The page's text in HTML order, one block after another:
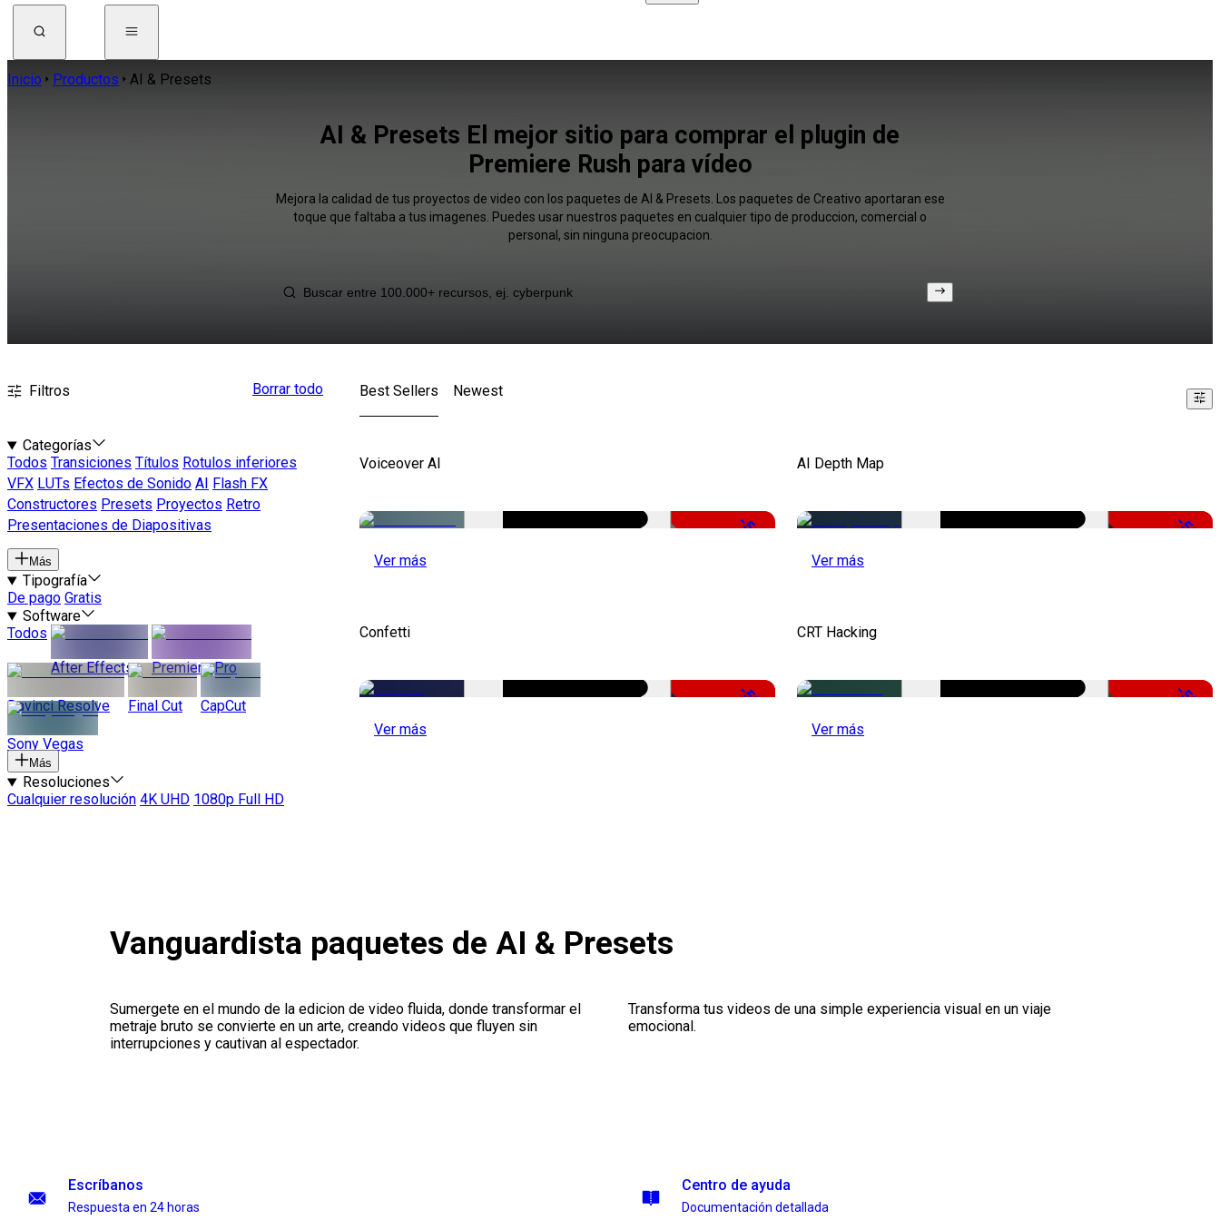
Inicio Productos AI & Presets
AI & Presets El mejor sitio para comprar el plugin de
Premiere Rush para vídeo
Mejora la calidad de tus proyectos de video con los paquetes de AI & Presets. Los paquetes de Creativo aportaran ese
toque que faltaba a tus imagenes. Puedes usar nuestros paquetes en cualquier tipo de produccion, comercial o
personal, sin ninguna preocupacion.
Filtros Borrar todo
Categorías
Todos Transiciones Títulos Rotulos inferiores
VFX LUTs Efectos de Sonido AI
Flash FX
Constructores Presets Proyectos Retro
Presentaciones de Diapositivas
Más
Tipografía
De pago Gratis
Software
Todos
After Effects
Premiere Pro
Davinci Resolve Final Cut CapCut
Sony Vegas
Más
Resoluciones
Cualquier resolución 4K UHD 1080p Full HD
Best Sellers Newest
Voiceover AI
-51%
Ver más
AI Depth Map
-50%
Ver más
Confetti
-50%
Ver más
CRT Hacking
-50%
Ver más
Vanguardista paquetes de AI & Presets
Sumergete en el mundo de la edicion de video fluida, donde transformar el
metraje bruto se convierte en un arte, creando videos que fluyen sin
interrupciones y cautivan al espectador.
Transforma tus videos de una simple experiencia visual en un viaje
emocional.
Escríbanos
Respuesta en 24 horas
Centro de ayuda
Documentación detallada